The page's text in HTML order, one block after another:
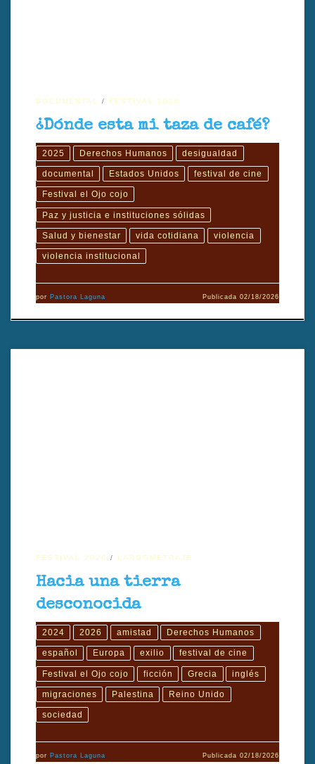
DOCUMENTAL FESTIVAL 2026
¿Dónde esta mi taza de café?
2025 Derechos Humanos desigualdad
documental Estados Unidos festival de cine
Festival el Ojo cojo
Paz y justicia e instituciones sólidas
Salud y bienestar vida cotidiana violencia
violencia institucional
por Pastora Laguna Publicada02/18/2026
FESTIVAL 2026 LARGOMETRAJE
Hacia una tierra
desconocida
2024 2026 amistad Derechos Humanos
español Europa exilio festival de cine
Festival el Ojo cojo ficción Grecia inglés
migraciones Palestina Reino Unido
sociedad
por Pastora Laguna Publicada02/18/2026